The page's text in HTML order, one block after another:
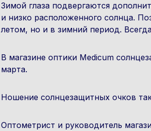
Зимой глаза подвергаются
и низко расположенного солнца.
летом, но и в зимний период.
В магазинe оптики Medicum
марта.
Ношение солнцезащитных очков
Оптометрист и руководитель